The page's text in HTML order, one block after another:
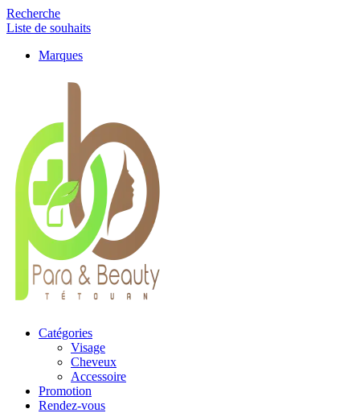
Recherche
Liste de souhaits
Marques
Catégories
Visage
Cheveux
Accessoire
Promotion
Rendez-vous